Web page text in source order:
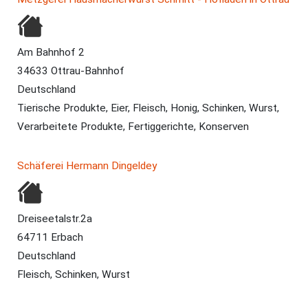
Am Bahnhof 2
34633 Ottrau-Bahnhof
Deutschland
Tierische Produkte, Eier, Fleisch, Honig, Schinken, Wurst,
Verarbeitete Produkte, Fertiggerichte, Konserven
Schäferei Hermann Dingeldey
Dreiseetalstr.2a
64711 Erbach
Deutschland
Fleisch, Schinken, Wurst